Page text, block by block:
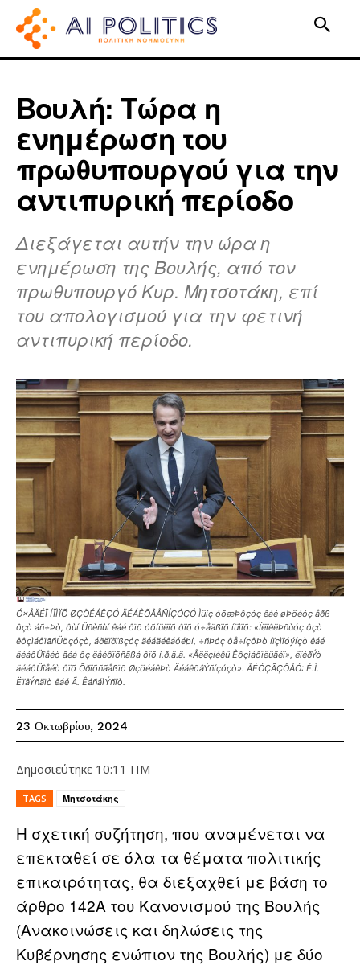
Βουλή: Τώρα η
ενημέρωση του
πρωθυπουργού για την
αντιπυρική περίοδο
Διεξάγεται αυτήν την ώρα η
ενημέρωση της Βουλής, από τον
πρωθυπουργό Κυρ. Μητσοτάκη, επί
του απολογισμού για την φετινή
αντιπυρική περίοδο.
Ó×ÅÄÉÏ ÍÏÌÏÕ ØÇÖÉÁÊÇÓ ÄÉÁÊÕÂÅÑÍÇÓÇÓ Ìüíç óõæÞôçóç êáé øÞöéóç åðß
ôçò áñ÷Þò, ôùí Üñèñùí êáé ôïõ óõíüëïõ ôïõ ó÷åäßïõ íüìïõ: «ÏëïêëÞñùóç ôçò
êôçìáôïãñÜöçóçò, áðëïðïßçóç äéáäéêáóéþí, ÷ñÞóç ôå÷íçôÞò íïçìïóýíçò êáé
äéáôÜîåéò ãéá ôç ëåéôïõñãßá ôïõ í.ð.ä.ä. «Åëëçíéêü Êôçìáôïëüãéï», ëïéðÝò
äéáôÜîåéò ôïõ Õðïõñãåßïõ ØçöéáêÞò ÄéáêõâÝñíçóçò». ÅÉÓÇÃÇÔÅÓ: É.Ì.
ËïâÝñäïò êáé Ã. ÊáñáìÝñïò.
23 Οκτωβρίου, 2024
Δημοσιεύτηκε 10:11 ΠΜ
TAGS Μητσοτάκης
Η σχετική συζήτηση, που αναμένεται να
επεκταθεί σε όλα τα θέματα πολιτικής
επικαιρότητας, θα διεξαχθεί με βάση το
άρθρο 142Α του Κανονισμού της Βουλής
(Ανακοινώσεις και δηλώσεις της
Κυβέρνησης ενώπιον της Βουλής) με δύο